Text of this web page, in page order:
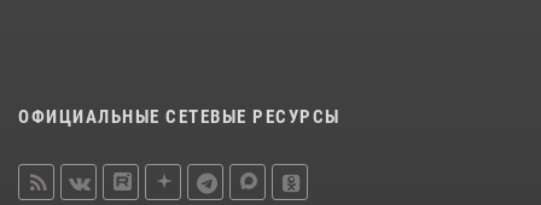
ОФИЦИАЛЬНЫЕ СЕТЕВЫЕ РЕСУРСЫ